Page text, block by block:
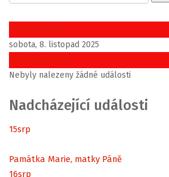
Předchozí den
sobota, 8. listopad 2025
Následující den
Nebyly nalezeny žádné události
Nadcházející události
15srp
Památka Marie, matky Páně
16srp